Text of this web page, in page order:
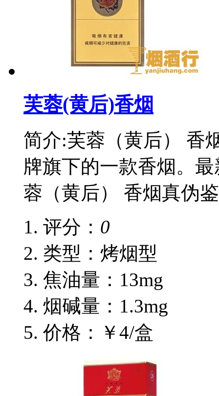
芙蓉(黄后)香烟
简介:芙蓉（黄后） 香
牌旗下的一款香烟。
蓉（黄后） 香烟真伪
评分： 0
类型：烤烟型
焦油量：13mg
烟碱量：1.3mg
价格：￥4/盒